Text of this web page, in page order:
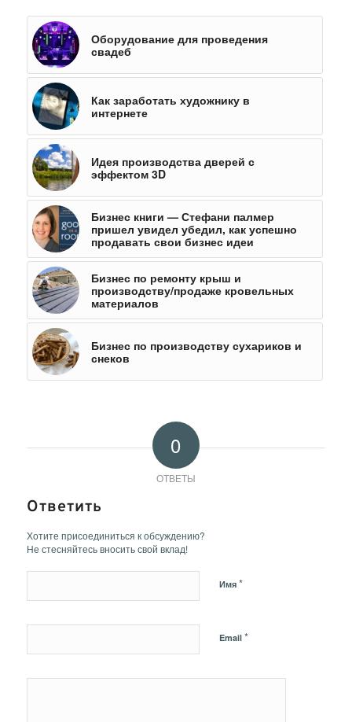
Оборудование для проведения
свадеб
Как заработать художнику в
интернете
Идея производства дверей с
эффектом 3D
Бизнес книги — Стефани палмер
пришел увидел убедил, как успешно
продавать свои бизнес идеи
Бизнес по ремонту крыш и
производству/продаже кровельных
материалов
Бизнес по производству сухариков и
снеков
0
ОТВЕТЫ
Ответить
Хотите присоединиться к обсуждению?
Не стесняйтесь вносить свой вклад!
Имя *
Email *